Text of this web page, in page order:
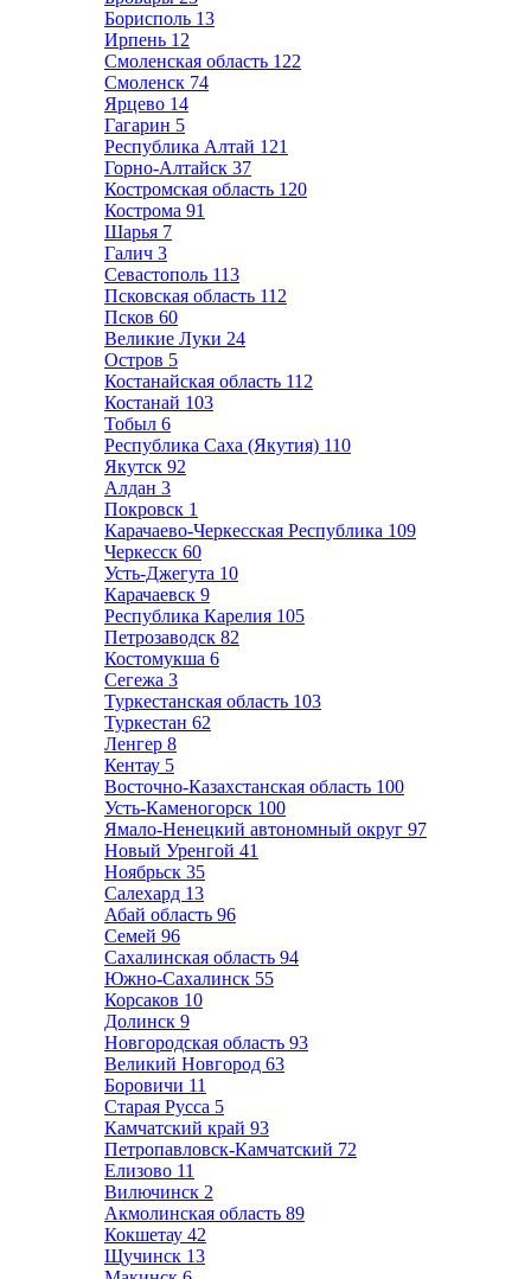
Борисполь 13
Ирпень 12
Смоленская область 122
Смоленск 74
Ярцево 14
Гагарин 5
Республика Алтай 121
Горно-Алтайск 37
Костромская область 120
Кострома 91
Шарья 7
Галич 3
Севастополь 113
Псковская область 112
Псков 60
Великие Луки 24
Остров 5
Костанайская область 112
Костанай 103
Тобыл 6
Республика Саха (Якутия) 110
Якутск 92
Алдан 3
Покровск 1
Карачаево-Черкесская Республика 109
Черкесск 60
Усть-Джегута 10
Карачаевск 9
Республика Карелия 105
Петрозаводск 82
Костомукша 6
Сегежа 3
Туркестанская область 103
Туркестан 62
Ленгер 8
Кентау 5
Восточно-Казахстанская область 100
Усть-Каменогорск 100
Ямало-Ненецкий автономный округ 97
Новый Уренгой 41
Ноябрьск 35
Салехард 13
Абай область 96
Семей 96
Сахалинская область 94
Южно-Сахалинск 55
Корсаков 10
Долинск 9
Новгородская область 93
Великий Новгород 63
Боровичи 11
Старая Русса 5
Камчатский край 93
Петропавловск-Камчатский 72
Елизово 11
Вилючинск 2
Акмолинская область 89
Кокшетау 42
Щучинск 13